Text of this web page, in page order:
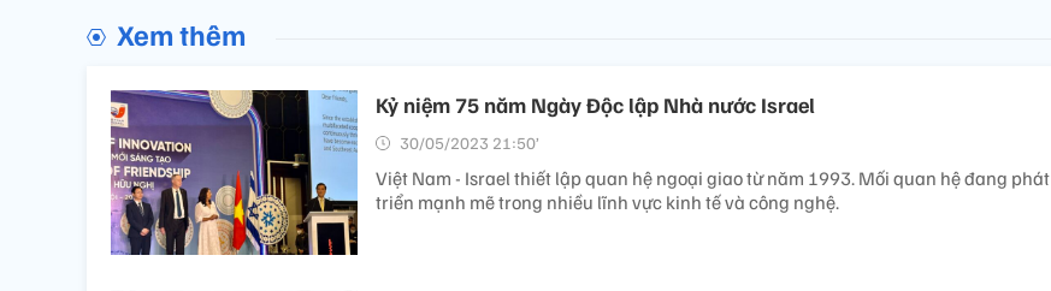
Xem thêm
Kỷ niệm 75 năm Ngày Độc lập Nhà nước Israel
30/05/2023 21:50’
Việt Nam - Israel thiết lập quan hệ ngoại giao từ năm 1993. Mối quan hệ đang phát
triển mạnh mẽ trong nhiều lĩnh vực kinh tế và công nghệ.